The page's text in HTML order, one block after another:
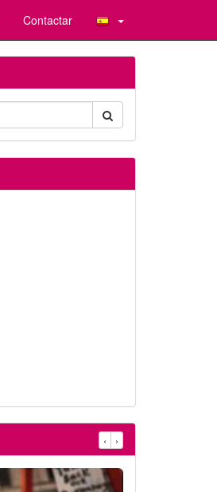
Contactar
‹ ›